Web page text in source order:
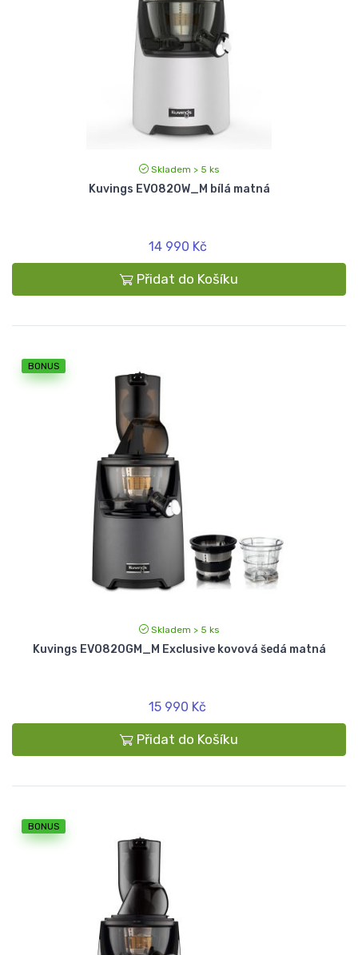
Skladem > 5 ks
Kuvings EVO820W_M bílá matná
14 990 Kč
Přidat do Košíku
BONUS
Skladem > 5 ks
Kuvings EVO820GM_M Exclusive kovová šedá matná
15 990 Kč
Přidat do Košíku
BONUS